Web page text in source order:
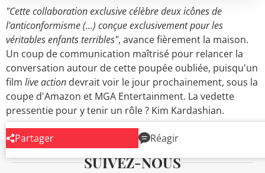
"Cette collaboration exclusive célèbre deux icônes de
l'anticonformisme (...) conçue exclusivement pour les
véritables enfants terribles", avance fièrement la maison.
Un coup de communication maîtrisé pour relancer la
conversation autour de cette poupée oubliée, puisqu'un
film live action devrait voir le jour prochainement, sous la
coupe d'Amazon et MGA Entertainment. La vedette
pressentie pour y tenir un rôle ? Kim Kardashian.
Partager Réagir
SUIVEZ-NOUS